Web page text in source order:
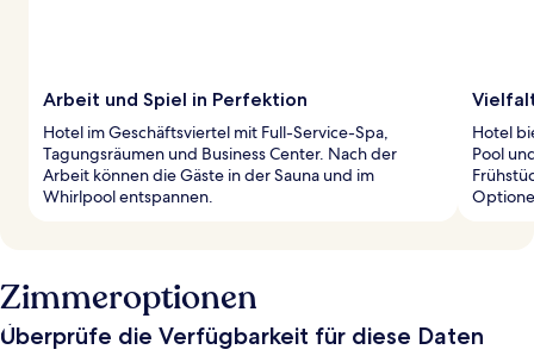
Arbeit und Spiel in Perfektion
Hotel im Geschäftsviertel mit Full-Service-Spa,
Tagungsräumen und Business Center. Nach der
Arbeit können die Gäste in der Sauna und im
Whirlpool entspannen.
Hotel
Pool
Zimmeroptionen
Überprüfe die Verfügbarkeit für diese Daten